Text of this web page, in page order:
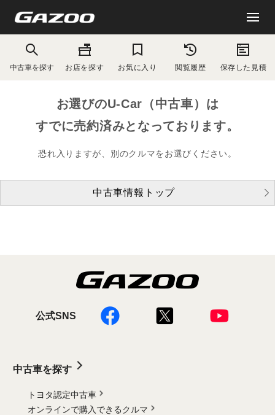
中古車を探す お店を探す お気に入り 閲覧履歴 保存した見積
お選びのU-Car（中古車）は
すでに売約済みとなっております。
恐れ入りますが、別のクルマをお選びください。
中古車情報トップ
公式SNS
中古車を探す
トヨタ認定中古車
オンラインで購入できるクルマ